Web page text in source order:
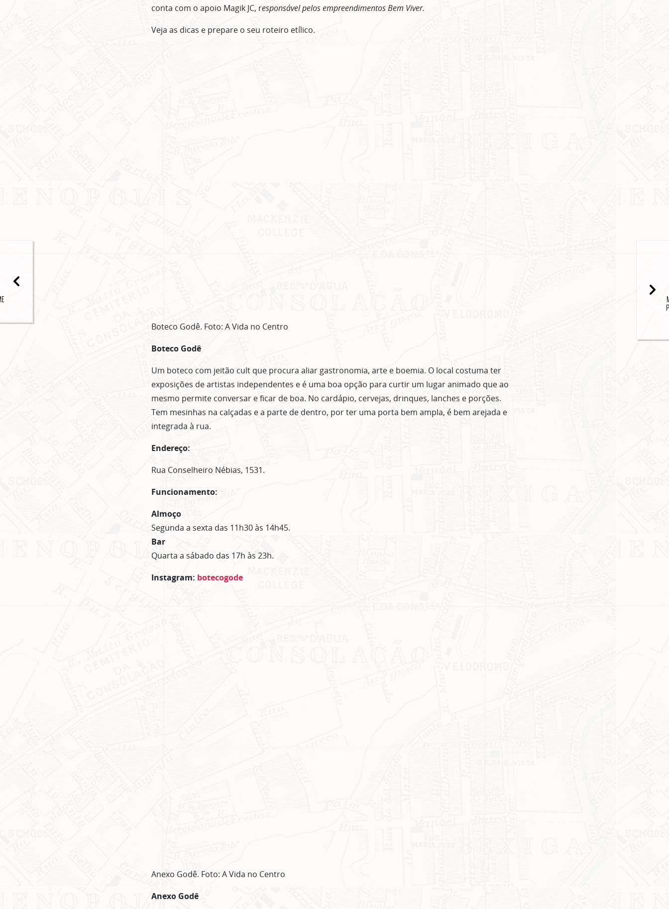
conta com o apoio Magik JC, responsável pelos empreendimentos Bem Viver.
Veja as dicas e prepare o seu roteiro etílico.
Boteco Godê. Foto: A Vida no Centro
Boteco Godê
Um boteco com jeitão cult que procura aliar gastronomia, arte e boemia. O local costuma ter
exposições de artistas independentes e é uma boa opção para curtir um lugar animado que ao
mesmo permite conversar e ficar de boa. No cardápio, cervejas, drinques, lanches e porções.
Tem mesinhas na calçadas e a parte de dentro, por ter uma porta bem ampla, é bem arejada e
integrada à rua.
Endereço:
Rua Conselheiro Nébias, 1531.
Funcionamento:
Almoço
Segunda a sexta das 11h30 às 14h45.
Bar
Quarta a sábado das 17h às 23h.
Instagram: botecogode
Anexo Godê. Foto: A Vida no Centro
Anexo Godê